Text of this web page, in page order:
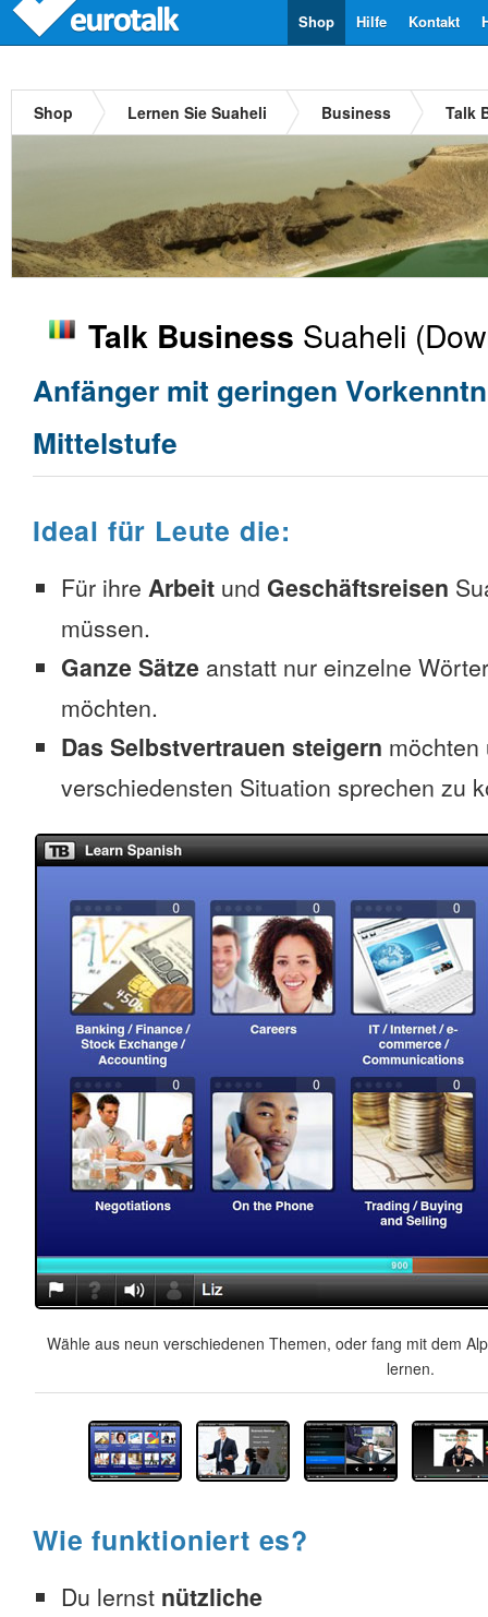
Kontakt
Hilfe
Shop
Shop Lernen Sie Suaheli Business Talk
Talk Business Suaheli
Anfänger mit geringen
Mittelstufe
Ideal für Leute die:
Für ihre Arbeit und Geschäftsreisen
müssen.
Ganze Sätze anstatt nur einzelne
möchten.
Das Selbstvertrauen steigern möchten
verschiedensten Situation sprechen zu
Wähle aus neun verschiedenen Themen, oder fang mit dem
lernen.
Wie funktioniert es?
Du lernst nützliche